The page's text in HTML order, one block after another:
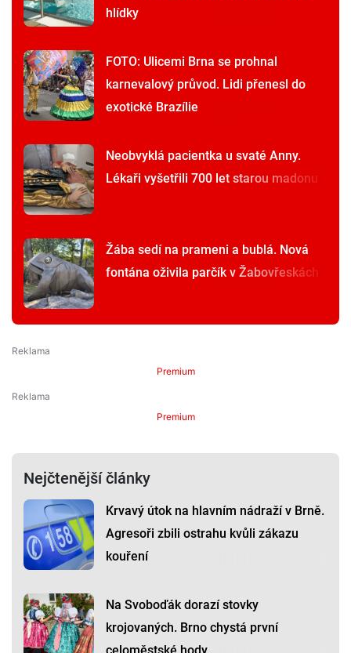
hlídky
FOTO: Ulicemi Brna se prohnal
karnevalový průvod. Lidi přenesl do
exotické Brazílie
Neobvyklá pacientka u svaté Anny.
Lékaři vyšetřili 700 let starou madonu
Žába sedí na prameni a bublá. Nová
fontána oživila parčík v Žabovřeskách
Premium
Premium
Nejčtenější články
Krvavý útok na hlavním nádraží v Brně.
Agresoři zbili ostrahu kvůli zákazu
kouření
Na Svoboďák dorazí stovky
krojovaných. Brno chystá první